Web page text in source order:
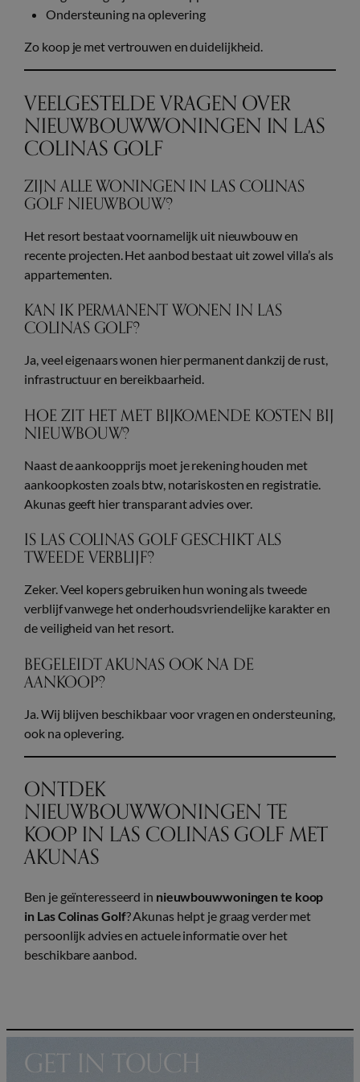
Ondersteuning na oplevering
Zo koop je met vertrouwen en duidelijkheid.
VEELGESTELDE VRAGEN OVER
NIEUWBOUWWONINGEN IN LAS
COLINAS GOLF
ZIJN ALLE WONINGEN IN LAS COLINAS
GOLF NIEUWBOUW?
Het resort bestaat voornamelijk uit nieuwbouw en
recente projecten. Het aanbod bestaat uit zowel villa’s als
appartementen.
KAN IK PERMANENT WONEN IN LAS
COLINAS GOLF?
Ja, veel eigenaars wonen hier permanent dankzij de rust,
infrastructuur en bereikbaarheid.
HOE ZIT HET MET BIJKOMENDE KOSTEN BIJ
NIEUWBOUW?
Naast de aankoopprijs moet je rekening houden met
aankoopkosten zoals btw, notariskosten en registratie.
Akunas geeft hier transparant advies over.
IS LAS COLINAS GOLF GESCHIKT ALS
TWEEDE VERBLIJF?
Zeker. Veel kopers gebruiken hun woning als tweede
verblijf vanwege het onderhoudsvriendelijke karakter en
de veiligheid van het resort.
BEGELEIDT AKUNAS OOK NA DE
AANKOOP?
Ja. Wij blijven beschikbaar voor vragen en ondersteuning,
ook na oplevering.
ONTDEK
NIEUWBOUWWONINGEN TE
KOOP IN LAS COLINAS GOLF MET
AKUNAS
Ben je geïnteresseerd in nieuwbouwwoningen te koop
in Las Colinas Golf? Akunas helpt je graag verder met
persoonlijk advies en actuele informatie over het
beschikbare aanbod.
GET IN TOUCH